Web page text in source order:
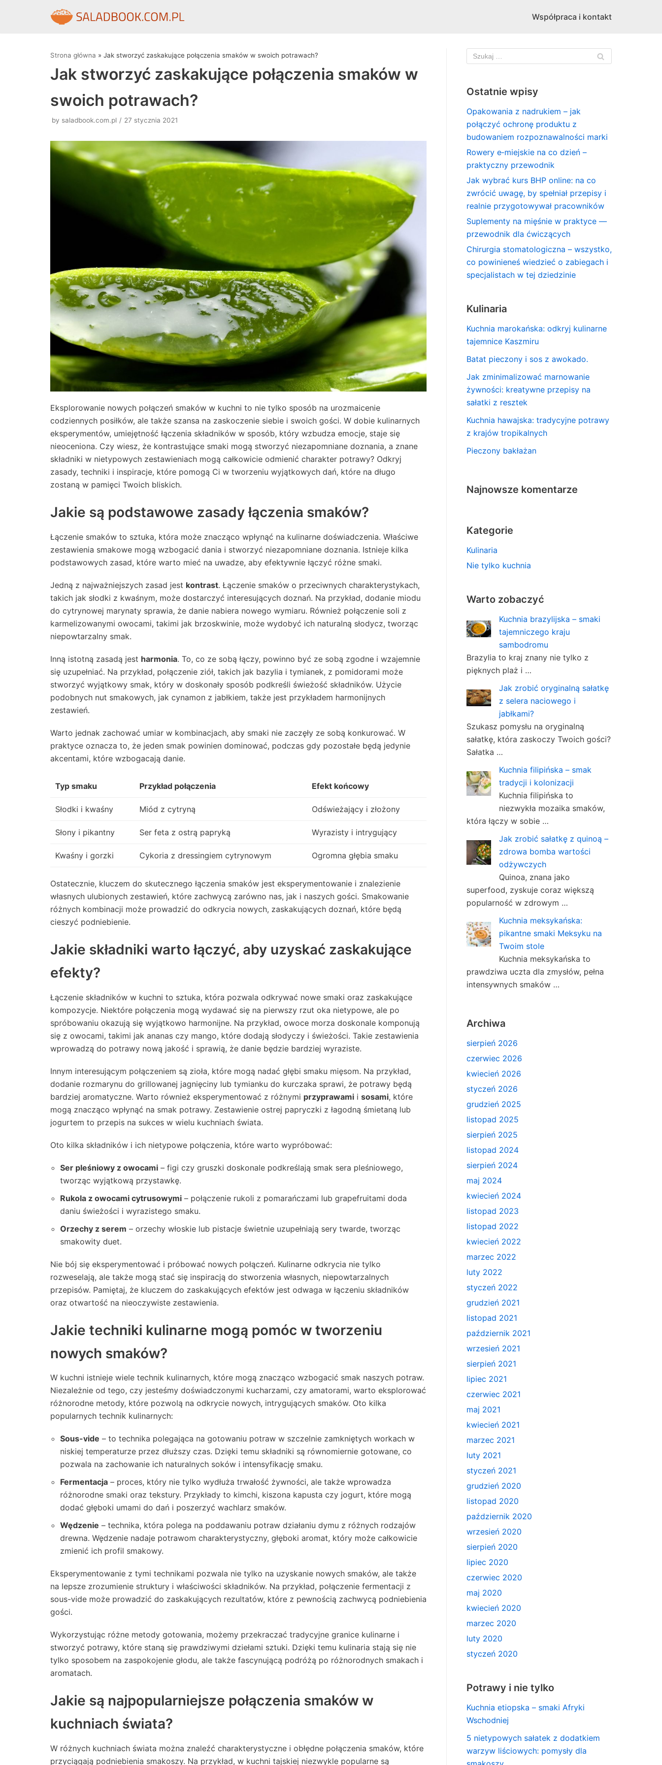
Współpraca i kontakt
Strona główna » Jak stworzyć zaskakujące połączenia smaków w swoich potrawach?
Jak stworzyć zaskakujące połączenia smaków w
swoich potrawach?
by saladbook.com.pl 27 stycznia 2021
Eksplorowanie nowych połączeń smaków w kuchni to nie tylko sposób na urozmaicenie
codziennych posiłków, ale także szansa na zaskoczenie siebie i swoich gości. W dobie kulinarnych
eksperymentów, umiejętność łączenia składników w sposób, który wzbudza emocje, staje się
nieoceniona. Czy wiesz, że kontrastujące smaki mogą stworzyć niezapomniane doznania, a znane
składniki w nietypowych zestawieniach mogą całkowicie odmienić charakter potrawy? Odkryj
zasady, techniki i inspiracje, które pomogą Ci w tworzeniu wyjątkowych dań, które na długo
zostaną w pamięci Twoich bliskich.
Jakie są podstawowe zasady łączenia smaków?
Łączenie smaków to sztuka, która może znacząco wpłynąć na kulinarne doświadczenia. Właściwe
zestawienia smakowe mogą wzbogacić dania i stworzyć niezapomniane doznania. Istnieje kilka
podstawowych zasad, które warto mieć na uwadze, aby efektywnie łączyć różne smaki.
Jedną z najważniejszych zasad jest kontrast. Łączenie smaków o przeciwnych charakterystykach,
takich jak słodki z kwaśnym, może dostarczyć interesujących doznań. Na przykład, dodanie miodu
do cytrynowej marynaty sprawia, że danie nabiera nowego wymiaru. Również połączenie soli z
karmelizowanymi owocami, takimi jak brzoskwinie, może wydobyć ich naturalną słodycz, tworząc
niepowtarzalny smak.
Inną istotną zasadą jest harmonia. To, co ze sobą łączy, powinno być ze sobą zgodne i wzajemnie
się uzupełniać. Na przykład, połączenie ziół, takich jak bazylia i tymianek, z pomidorami może
stworzyć wyjątkowy smak, który w doskonały sposób podkreśli świeżość składników. Użycie
podobnych nut smakowych, jak cynamon z jabłkiem, także jest przykładem harmonijnych
zestawień.
Warto jednak zachować umiar w kombinacjach, aby smaki nie zaczęły ze sobą konkurować. W
praktyce oznacza to, że jeden smak powinien dominować, podczas gdy pozostałe będą jedynie
akcentami, które wzbogacają danie.
Typ smaku Przykład połączenia Efekt końcowy
Słodki i kwaśny Miód z cytryną Odświeżający i złożony
Słony i pikantny Ser feta z ostrą papryką Wyrazisty i intrygujący
Kwaśny i gorzki Cykoria z dressingiem cytrynowym Ogromna głębia smaku
Ostatecznie, kluczem do skutecznego łączenia smaków jest eksperymentowanie i znalezienie
własnych ulubionych zestawień, które zachwycą zarówno nas, jak i naszych gości. Smakowanie
różnych kombinacji może prowadzić do odkrycia nowych, zaskakujących doznań, które będą
cieszyć podniebienie.
Jakie składniki warto łączyć, aby uzyskać zaskakujące
efekty?
Łączenie składników w kuchni to sztuka, która pozwala odkrywać nowe smaki oraz zaskakujące
kompozycje. Niektóre połączenia mogą wydawać się na pierwszy rzut oka nietypowe, ale po
spróbowaniu okazują się wyjątkowo harmonijne. Na przykład, owoce morza doskonale komponują
się z owocami, takimi jak ananas czy mango, które dodają słodyczy i świeżości. Takie zestawienia
wprowadzą do potrawy nową jakość i sprawią, że danie będzie bardziej wyraziste.
Innym interesującym połączeniem są zioła, które mogą nadać głębi smaku mięsom. Na przykład,
dodanie rozmarynu do grillowanej jagnięciny lub tymianku do kurczaka sprawi, że potrawy będą
bardziej aromatyczne. Warto również eksperymentować z różnymi przyprawami i sosami, które
mogą znacząco wpłynąć na smak potrawy. Zestawienie ostrej papryczki z łagodną śmietaną lub
jogurtem to przepis na sukces w wielu kuchniach świata.
Oto kilka składników i ich nietypowe połączenia, które warto wypróbować:
Ser pleśniowy z owocami – figi czy gruszki doskonale podkreślają smak sera pleśniowego,
tworząc wyjątkową przystawkę.
Rukola z owocami cytrusowymi – połączenie rukoli z pomarańczami lub grapefruitami doda
daniu świeżości i wyrazistego smaku.
Orzechy z serem – orzechy włoskie lub pistacje świetnie uzupełniają sery twarde, tworząc
smakowity duet.
Nie bój się eksperymentować i próbować nowych połączeń. Kulinarne odkrycia nie tylko
rozweselają, ale także mogą stać się inspiracją do stworzenia własnych, niepowtarzalnych
przepisów. Pamiętaj, że kluczem do zaskakujących efektów jest odwaga w łączeniu składników
oraz otwartość na nieoczywiste zestawienia.
Jakie techniki kulinarne mogą pomóc w tworzeniu
nowych smaków?
W kuchni istnieje wiele technik kulinarnych, które mogą znacząco wzbogacić smak naszych potraw.
Niezależnie od tego, czy jesteśmy doświadczonymi kucharzami, czy amatorami, warto eksplorować
różnorodne metody, które pozwolą na odkrycie nowych, intrygujących smaków. Oto kilka
popularnych technik kulinarnych:
Sous-vide – to technika polegająca na gotowaniu potraw w szczelnie zamkniętych workach w
niskiej temperaturze przez dłuższy czas. Dzięki temu składniki są równomiernie gotowane, co
pozwala na zachowanie ich naturalnych soków i intensyfikację smaku.
Fermentacja – proces, który nie tylko wydłuża trwałość żywności, ale także wprowadza
różnorodne smaki oraz tekstury. Przykłady to kimchi, kiszona kapusta czy jogurt, które mogą
dodać głęboki umami do dań i poszerzyć wachlarz smaków.
Wędzenie – technika, która polega na poddawaniu potraw działaniu dymu z różnych rodzajów
drewna. Wędzenie nadaje potrawom charakterystyczny, głęboki aromat, który może całkowicie
zmienić ich profil smakowy.
Eksperymentowanie z tymi technikami pozwala nie tylko na uzyskanie nowych smaków, ale także
na lepsze zrozumienie struktury i właściwości składników. Na przykład, połączenie fermentacji z
sous-vide może prowadzić do zaskakujących rezultatów, które z pewnością zachwycą podniebienia
gości.
Wykorzystując różne metody gotowania, możemy przekraczać tradycyjne granice kulinarne i
stworzyć potrawy, które staną się prawdziwymi dziełami sztuki. Dzięki temu kulinaria stają się nie
tylko sposobem na zaspokojenie głodu, ale także fascynującą podróżą po różnorodnych smakach i
aromatach.
Jakie są najpopularniejsze połączenia smaków w
kuchniach świata?
W różnych kuchniach świata można znaleźć charakterystyczne i obłędne połączenia smaków, które
przyciągają podniebienia smakoszy. Na przykład, w kuchni tajskiej niezwykle popularne są
Ostatnie wpisy
Opakowania z nadrukiem – jak
połączyć ochronę produktu z
budowaniem rozpoznawalności marki
Rowery e‑miejskie na co dzień –
praktyczny przewodnik
Jak wybrać kurs BHP online: na co
zwrócić uwagę, by spełniał przepisy i
realnie przygotowywał pracowników
Suplementy na mięśnie w praktyce —
przewodnik dla ćwiczących
Chirurgia stomatologiczna – wszystko,
co powinieneś wiedzieć o zabiegach i
specjalistach w tej dziedzinie
Kulinaria
Kuchnia marokańska: odkryj kulinarne
tajemnice Kaszmiru
Batat pieczony i sos z awokado.
Jak zminimalizować marnowanie
żywności: kreatywne przepisy na
sałatki z resztek
Kuchnia hawajska: tradycyjne potrawy
z krajów tropikalnych
Pieczony bakłażan
Najnowsze komentarze
Kategorie
Kulinaria
Nie tylko kuchnia
Warto zobaczyć
Kuchnia brazylijska – smaki
tajemniczego kraju
sambodromu
Brazylia to kraj znany nie tylko z
pięknych plaż i …
Jak zrobić oryginalną sałatkę
z selera naciowego i
jabłkami?
Szukasz pomysłu na oryginalną
sałatkę, która zaskoczy Twoich gości?
Sałatka …
Kuchnia filipińska – smak
tradycji i kolonizacji
Kuchnia filipińska to
niezwykła mozaika smaków,
która łączy w sobie …
Jak zrobić sałatkę z quinoą –
zdrowa bomba wartości
odżywczych
Quinoa, znana jako
superfood, zyskuje coraz większą
popularność w zdrowym …
Kuchnia meksykańska:
pikantne smaki Meksyku na
Twoim stole
Kuchnia meksykańska to
prawdziwa uczta dla zmysłów, pełna
intensywnych smaków …
Archiwa
sierpień 2026
czerwiec 2026
kwiecień 2026
styczeń 2026
grudzień 2025
listopad 2025
sierpień 2025
listopad 2024
sierpień 2024
maj 2024
kwiecień 2024
listopad 2023
listopad 2022
kwiecień 2022
marzec 2022
luty 2022
styczeń 2022
grudzień 2021
listopad 2021
październik 2021
wrzesień 2021
sierpień 2021
lipiec 2021
czerwiec 2021
maj 2021
kwiecień 2021
marzec 2021
luty 2021
styczeń 2021
grudzień 2020
listopad 2020
październik 2020
wrzesień 2020
sierpień 2020
lipiec 2020
czerwiec 2020
maj 2020
kwiecień 2020
marzec 2020
luty 2020
styczeń 2020
Potrawy i nie tylko
Kuchnia etiopska – smaki Afryki
Wschodniej
5 nietypowych sałatek z dodatkiem
warzyw liściowych: pomysły dla